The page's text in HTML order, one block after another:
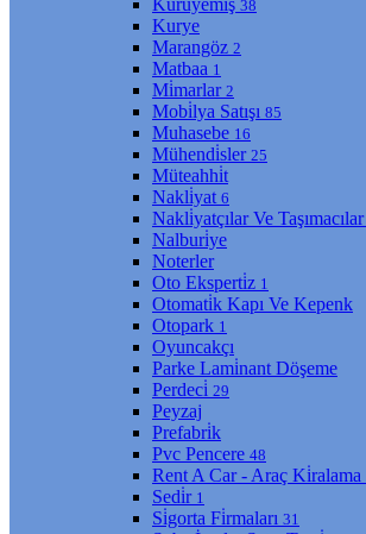
38
Kurye
Marangöz 2
Matbaa 1
Mi̇marlar 2
Mobi̇lya Satışı 85
Muhasebe 16
Mühendi̇sler 25
Müteahhi̇t
Nakli̇yat 6
Nakli̇yatçılar Ve Taşımacılar
Nalburi̇ye
Noterler
Oto Eksperti̇z 1
Otomati̇k Kapı Ve Kepenk
Otopark 1
Oyuncakçı
Parke Lami̇nant Döşeme
Perdeci̇ 29
Peyzaj
Prefabri̇k
Pvc Pencere 48
Rent A Car - Araç Ki̇ralama
Sedi̇r 1
Si̇gorta Fi̇rmaları 31